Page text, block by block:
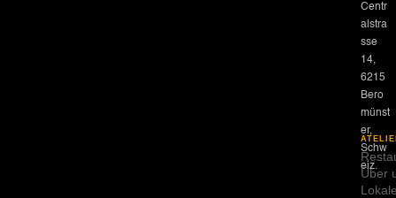
Centr
alstra
sse
14,
6215
Bero
münst
er,
Schw
eiz.
Über